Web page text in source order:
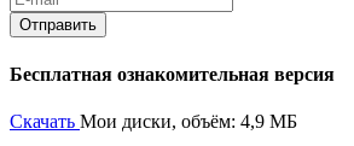
Бесплатная ознакомительная версия
Скачать Мои диски, объём: 4,9 МБ